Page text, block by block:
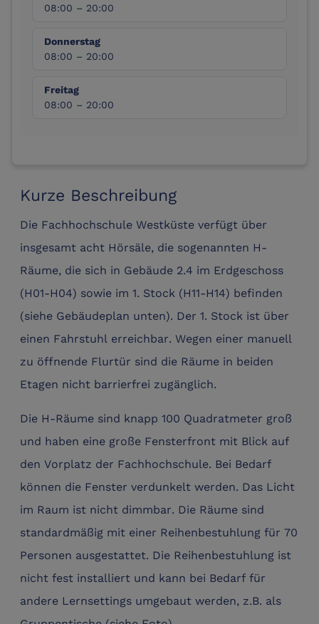
Kurze Beschreibung
Die Fachhochschule Westküste verfügt über
insgesamt acht Hörsäle, die sogenannten H-
Räume, die sich in Gebäude 2.4 im Erdgeschoss
(H01-H04) sowie im 1. Stock (H11-H14) befinden
(siehe Gebäudeplan unten). Der 1. Stock ist über
einen Fahrstuhl erreichbar. Wegen einer manuell
zu öffnende Flurtür sind die Räume in beiden
Etagen nicht barrierfrei zugänglich.
Die H-Räume sind knapp 100 Quadratmeter groß
und haben eine große Fensterfront mit Blick auf
den Vorplatz der Fachhochschule. Bei Bedarf
können die Fenster verdunkelt werden. Das Licht
im Raum ist nicht dimmbar. Die Räume sind
standardmäßig mit einer Reihenbestuhlung für 70
Personen ausgestattet. Die Reihenbestuhlung ist
nicht fest installiert und kann bei Bedarf für
andere Lernsettings umgebaut werden, z.B. als
08:00 – 20:00
Donnerstag
08:00 – 20:00
Freitag
08:00 – 20:00